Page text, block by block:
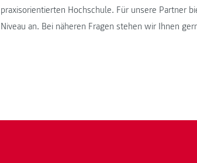
praxisorientierten Hochschule. Für unsere Partner
Niveau an. Bei näheren Fragen stehen wir Ihnen